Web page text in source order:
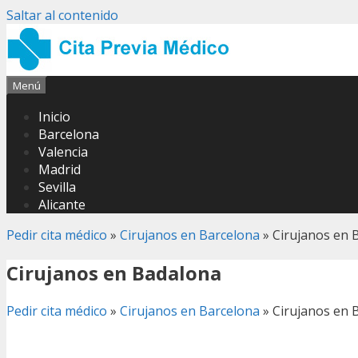
Saltar al contenido
Menú
Inicio
Barcelona
Valencia
Madrid
Sevilla
Alicante
Pedir cita médico » Cirujanos en Barcelona » Cirujanos en
Cirujanos en Badalona
Pedir cita médico » Cirujanos en Barcelona » Cirujanos en